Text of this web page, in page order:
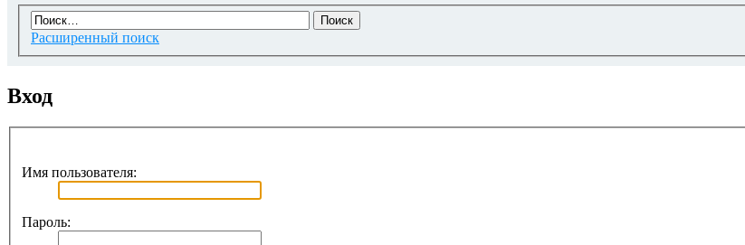
Расширенный поиск
Вход
Имя пользователя:
Пароль: